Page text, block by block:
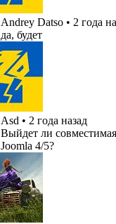
Andrey Datso • 2 года
да, будет
Asd • 2 года назад
Выйдет ли
Joomla 4/5?